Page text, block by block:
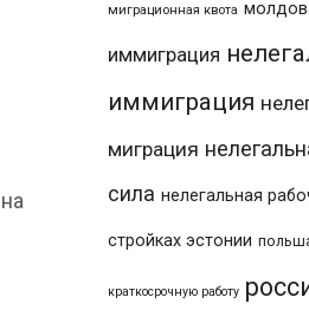
миграционная квота
иммиграция
иммиграция
миграция
сила нелегальная
стройках эстонии
краткосрочную работу